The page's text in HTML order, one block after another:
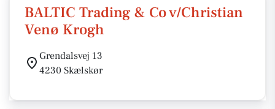
BALTIC Trading & Co v/Christian
Venø Krogh
Grendalsvej 13
4230 Skælskør